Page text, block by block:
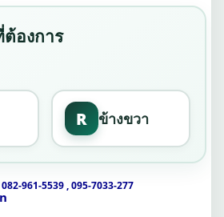
ต้องการ
R ข้างขวา
082-961-5539 , 095-7033-277